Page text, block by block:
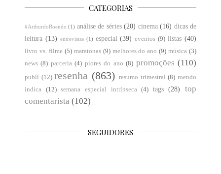
CATEGORIAS
#ArthurdoRoendo (1) análise de séries (20) cinema (16) dicas de
leitura (13) entrevistas (1) especial (39) eventos (9) listas (40)
livro vs. filme (5) maratonas (9) melhores do ano (9) música (3)
news (8) parceria (4) piores do ano (8) promoções (110)
publi (12) resenha (863) resumo trimestral (8) roendo
indica
(12) semana especial intrínseca (4) tags (28)
top
comentarista (102)
SEGUIDORES